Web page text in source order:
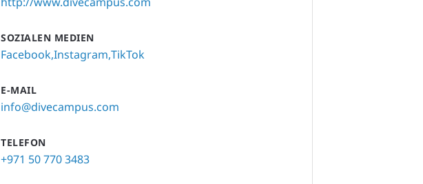
SOZIALEN MEDIEN
FacebookInstagram TikTok
E-MAIL
info@divecampus.com
TELEFON
+971 50 770 3483